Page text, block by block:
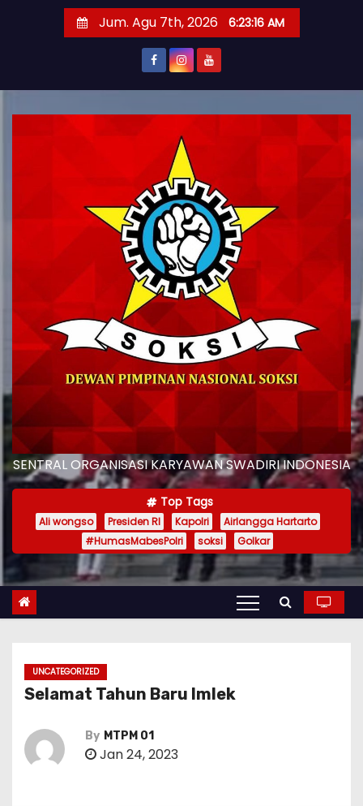
Jum. Agu 7th, 2026 6:23:18 AM
SENTRAL ORGANISASI KARYAWAN SWADIRI INDONESIA
Top Tags
Ali wongso Presiden RI Kapolri
Airlangga Hartarto
#HumasMabesPolri
soksi Golkar
UNCATEGORIZED
Selamat Tahun Baru Imlek
By MTPM 01
Jan 24, 2023